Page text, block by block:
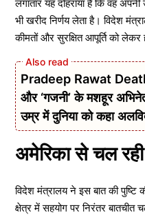
लगातार यह दोहराया है कि वह
भी खरीद निर्णय लेता है। विदेश
कीमतों और सुरक्षित आपूर्ति को
Pradeep Rawat Death:
और ‘गजनी’ के मशहूर
उम्र में दुनिया को कहा
अमेरिका से चल
विदेश मंत्रालय ने इस बात की पुष्टि
क्षेत्र में सहयोग पर निरंतर बातचीत